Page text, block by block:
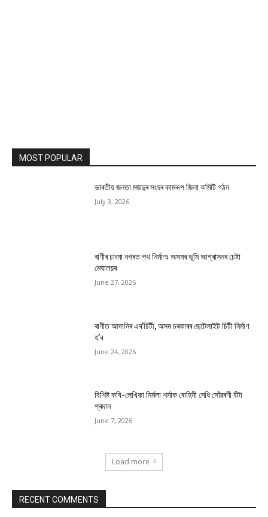
MOST POPULAR
ভাৰতীয় জনতা মজদুৰ সংঘৰ কামৰূপ জিলা কমিটি গঠন
July 3, 2026
ৰাণীৰ চাংমা নগৰত পথ নিৰ্মাণঃ অসমৰ ভূমি আগ্ৰাসনৰ চেষ্টা
মেঘালয়ৰ
June 27, 2026
ৰাণীত আদানিৰ এৰ’চিটী, অসম চৰকাৰৰ ছেটেলাইট চিটী নিৰ্মাণ
হ’ব
June 24, 2026
বিশিষ্ট কবি-লেখিকা নিৰ্মলা শৰ্মাক ৰোহিনী মেধি সোঁৱৰণী বঁটা
প্ৰদান
June 7, 2026
Load more
RECENT COMMENTS